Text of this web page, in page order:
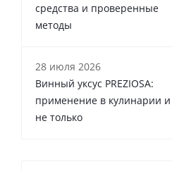
средства и проверенные
методы
28 июля 2026
Винный уксус PREZIOSA:
применение в кулинарии и
не только